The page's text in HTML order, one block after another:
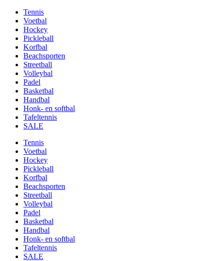
Tennis
Voetbal
Hockey
Pickleball
Korfbal
Beachsporten
Streetball
Volleybal
Padel
Basketbal
Handbal
Honk- en softbal
Tafeltennis
SALE
Tennis
Voetbal
Hockey
Pickleball
Korfbal
Beachsporten
Streetball
Volleybal
Padel
Basketbal
Handbal
Honk- en softbal
Tafeltennis
SALE